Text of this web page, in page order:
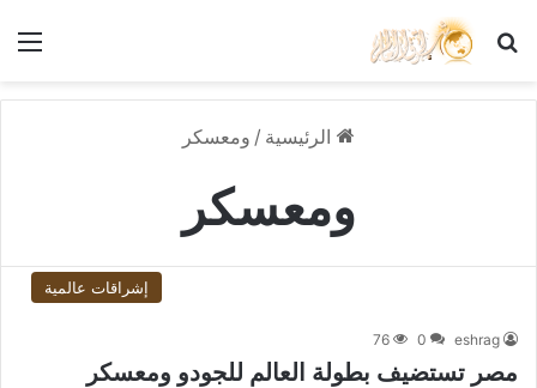
بحث عن
الرئيسية / ومعسكر
ومعسكر
إشراقات عالمية
eshrag
0
76
مصر تستضيف بطولة العالم للجودو ومعسكر